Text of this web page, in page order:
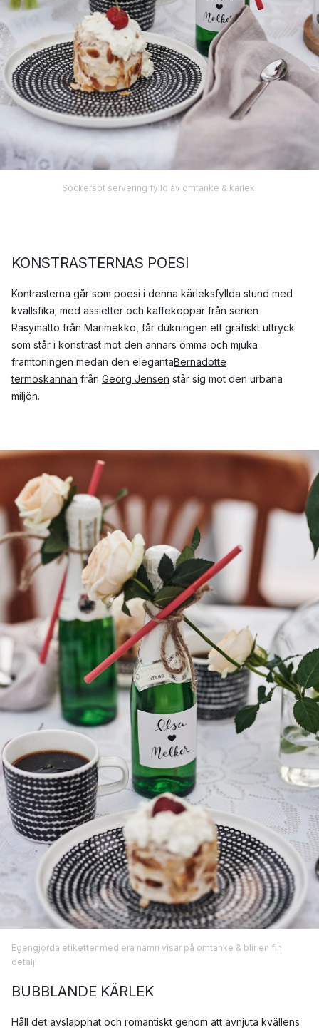
Sockersöt servering fylld av omtanke & kärlek.
KONSTRASTERNAS POESI
Kontrasterna går som poesi i denna kärleksfyllda stund med
kvällsfika; med assietter och kaffekoppar från serien
Räsymatto från Marimekko, får dukningen ett grafiskt uttryck
som står i konstrast mot den annars ömma och mjuka
framtoningen medan den elegantaBernadotte
termoskannan från Georg Jensen står sig mot den urbana
miljön.
Egengjorda etiketter med era namn visar på omtanke & blir en fin
detalj!
BUBBLANDE KÄRLEK
Håll det avslappnat och romantiskt genom att avnjuta kvällens